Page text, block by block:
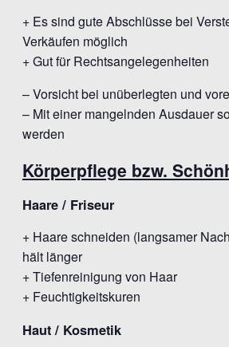
+ Es sind gute Abschlüsse bei
Verkäufen möglich
+ Gut für Rechtsangelegenheiten
– Vorsicht bei unüberlegten und
– Mit einer mangelnden Ausdauer
werden
Körperpflege bzw.
Haare / Friseur
+ Haare schneiden (langsamer
hält länger
+ Tiefenreinigung von Haar
+ Feuchtigkeitskuren
Haut / Kosmetik